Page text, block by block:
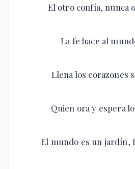
El otro confía, nunca
La fe hace al
Llena los corazones
Quien ora y espera
El mundo es un jardín,